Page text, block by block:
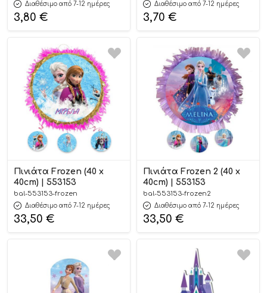
Διαθέσιμο από 7-12 ημέρες
3,80 €
Διαθέσιμο από 7-12 ημέρες
3,70 €
Πινιάτα Frozen (40 x
40cm) | 553153
bal-553153-frozen
Διαθέσιμο από 7-12 ημέρες
33,50 €
Πινιάτα Frozen 2 (40 x
40cm) | 553153
bal-553153-frozen2
Διαθέσιμο από 7-12 ημέρες
33,50 €